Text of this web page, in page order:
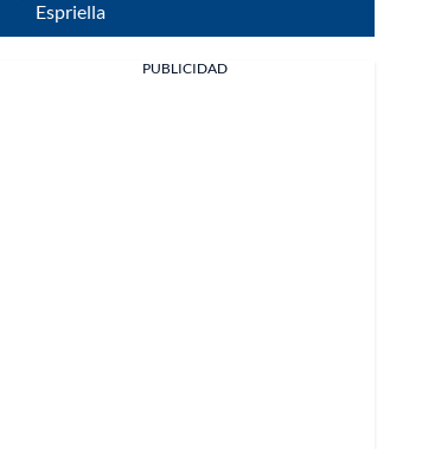
Espriella
PUBLICIDAD